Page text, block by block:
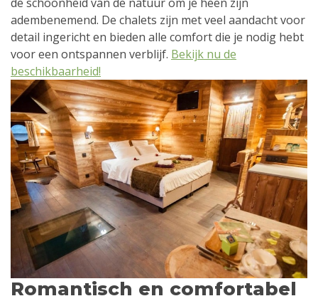
adembenemend. De chalets zijn met veel aandacht voor
detail ingericht en bieden alle comfort die je nodig hebt
voor een ontspannen verblijf. Bekijk nu de
beschikbaarheid!
Romantisch en comfortabel